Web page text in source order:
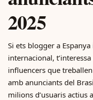
2025
Si ets blogger a
internacional,
influencers que
amb anunciants del
milions d’usuaris actius